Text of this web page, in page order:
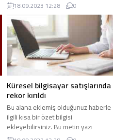
düzenleme sayfasında “Özet”
bölümünden eklenebilir. Özet
eklenmişse başlık altında kalın
olarak bu şekilde gösterilir,
eklenmemişse bu alan boş kalır.
18.09.2023 12:28 0
Küresel bilgisayar satışlarında
rekor kırıldı
Bu alana eklemiş olduğunuz haberle
ilgili kısa bir özet bilgisi
ekleyebilirsiniz. Bu metin yazı
düzenleme sayfasında “Özet”